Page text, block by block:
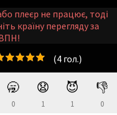
🥱
0
😧
1
😈
1
👎
0
(4гол.)
плеєр не працює, тоді
країну перегляду за